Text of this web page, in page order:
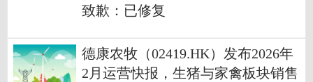
致歉：已修复
德康农牧（02419.HK）发布2026年
2月运营快报，生猪与家禽板块销售